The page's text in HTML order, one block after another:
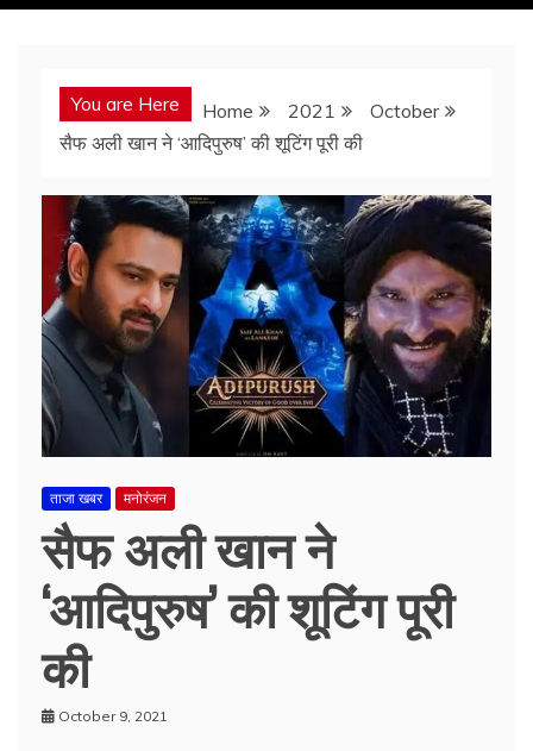
You are Here Home 2021
October
सैफ अली खान ने ‘आदिपुरुष’ की शूटिंग पूरी की
ताजा खबर मनोरंजन
सैफ अली खान ने
‘आदिपुरुष’ की शूटिंग पूरी
की
October 9, 2021